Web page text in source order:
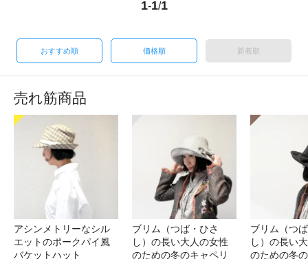
1-1/1
おすすめ順 価格順 新着順
売れ筋商品
アシンメトリーなシル
エットのポークパイ風
バケットハット
ブリム（つば・ひさ
し）の長い大人の女性
のための冬のキャペリ
ブリム（つ
し）の長い
のための冬